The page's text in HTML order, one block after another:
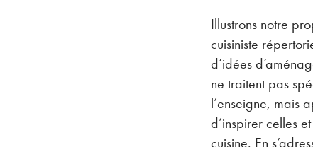
Illustrons notre
cuisiniste
d’idées
ne traitent pas
l’enseigne, mais
d’inspirer celles
cuisine. En